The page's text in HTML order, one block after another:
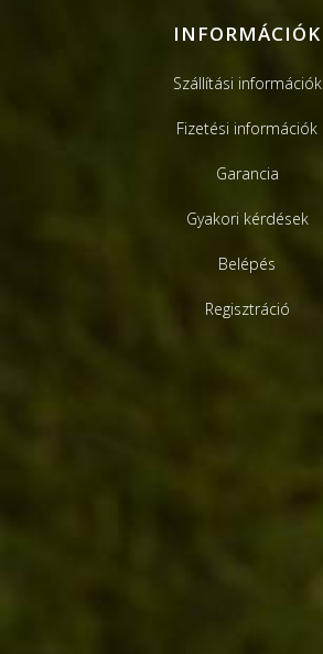
INFORMÁCIÓK
Szállítási információk
Fizetési információk
Garancia
Gyakori kérdések
Belépés
Regisztráció